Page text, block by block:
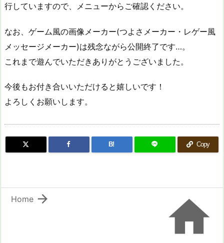
行していますので、メニューからご確認ください。
なお、ゲーム風の画像メーカー(つよさメーカー・レゲー風
メッセージメーカー)は残念ながら公開終了です…。
これまで遊んでいただきありがとうございました。
今後もお付き合いいただけると嬉しいです！
よろしくお願いします。
B! Copy


Home